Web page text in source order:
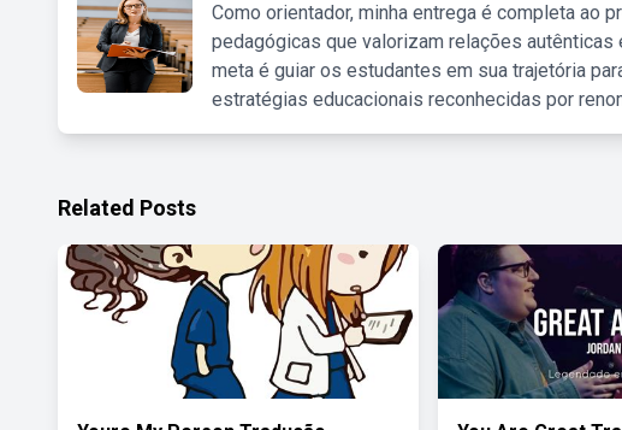
Como orientador, minha entrega é completa ao
pedagógicas que valorizam relações
meta é guiar os estudantes em sua trajetória
estratégias educacionais reconhecidas por
Related Posts